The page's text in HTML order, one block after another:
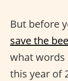
But before
save the
what words
this year of